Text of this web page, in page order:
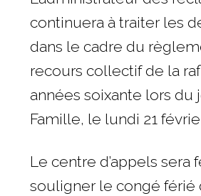
continuera à traiter les
dans le cadre du
recours collectif de la
années soixante lors du
Famille, le lundi 21
Le centre d’appels sera
souligner le congé férié